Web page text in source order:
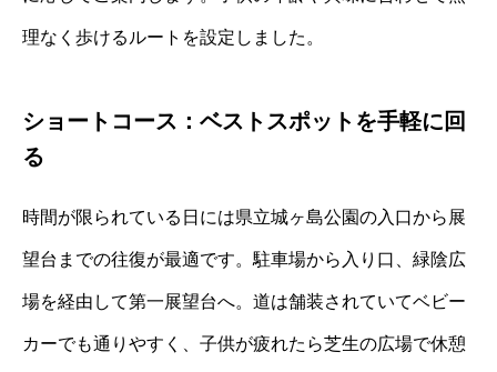
理なく歩けるルートを設定しました。
ショートコース：ベストスポットを手軽に回
る
時間が限られている日には県立城ヶ島公園の入口から展
望台までの往復が最適です。駐車場から入り口、緑陰広
場を経由して第一展望台へ。道は舗装されていてベビー
カーでも通りやすく、子供が疲れたら芝生の広場で休憩